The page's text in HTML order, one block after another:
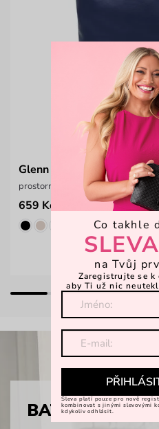
Glenn V Dark Blue
prostorný městský batoh
659 Kč
BATOHY
Co takhle
na Tvůj
Zaregistrujte se k
aby Ti už nic
Sleva platí pouze pro nově
kombinovat s jinými slevovými
kdykoliv odhlásit.